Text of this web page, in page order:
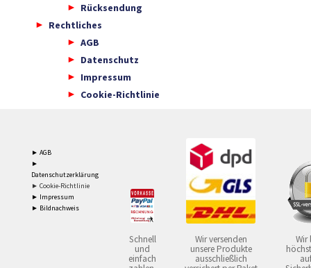
Rücksendung
Rechtliches
AGB
Datenschutz
Impressum
Cookie-Richtlinie
► AGB
►
Datenschutzerklärung
► Cookie-Richtlinie
► Impressum
► Bildnachweis
Schnell
und
einfach
Wir versenden
unsere Produkte
ausschließlich
Wir